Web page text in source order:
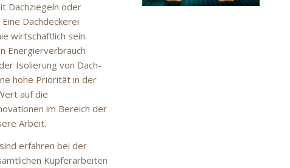
Dachziegeln oder
Dachdeckerei
wirtschaftlich sein.
Energierverbrauch
Isolierung von Dach-
hohe Priorität in der
auf die
im Bereich der
Arbeit.
erfahren bei der
Kupferarbeiten